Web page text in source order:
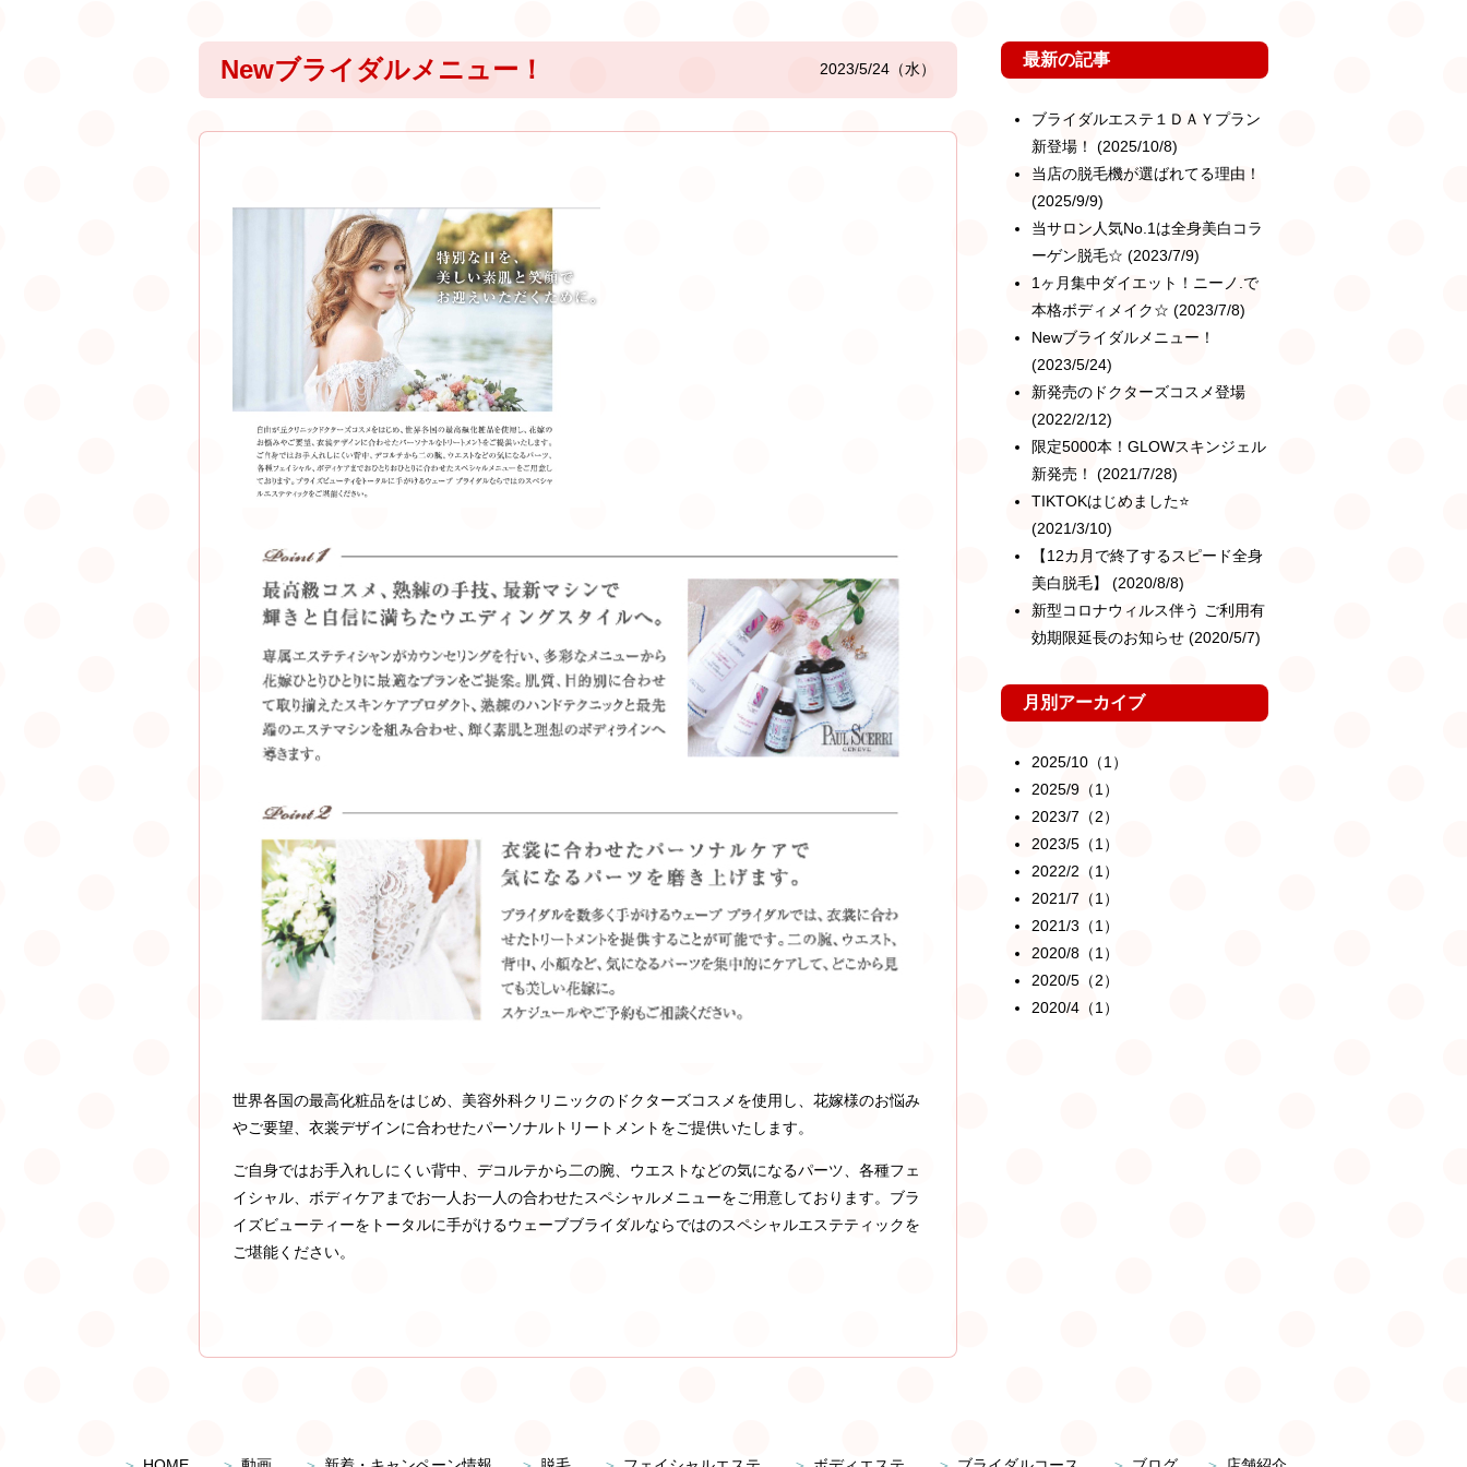
Newブライダルメニュー！ 2023/5/24（水）
世界各国の最高化粧品をはじめ、美容外科クリニックのドクターズコスメを使用し、花嫁様のお悩み
やご要望、衣裳デザインに合わせたパーソナルトリートメントをご提供いたします。
ご自身ではお手入れしにくい背中、デコルテから二の腕、ウエストなどの気になるパーツ、各種フェ
イシャル、ボディケアまでお一人お一人の合わせたスペシャルメニューをご用意しております。ブラ
イズビューティーをトータルに手がけるウェーブブライダルならではのスペシャルエステティックを
ご堪能ください。
最新の記事
ブライダルエステ１ＤＡＹプラン
新登場！
(2025/10/8)
当店の脱毛機が選ばれてる理由！
(2025/9/9)
当サロン人気No.1は全身美白コラ
ーゲン脱毛☆ (2023/7/9)
1ヶ月集中ダイエット！ニーノ.で
本格ボディメイク☆ (2023/7/8)
Newブライダルメニュー！
(2023/5/24)
新発売のドクターズコスメ登場
(2022/2/12)
限定5000本！GLOWスキンジェル
新発売！
(2021/7/28)
TIKTOKはじめました⭐️
(2021/3/10)
【12カ月で終了するスピード全身
美白脱毛】
(2020/8/8)
新型コロナウィルス伴う ご利用有
効期限延長のお知らせ (2020/5/7)
月別アーカイブ
2025/10（1）
2025/9（1）
2023/7（2）
2023/5（1）
2022/2（1）
2021/7（1）
2021/3（1）
2020/8（1）
2020/5（2）
2020/4（1）